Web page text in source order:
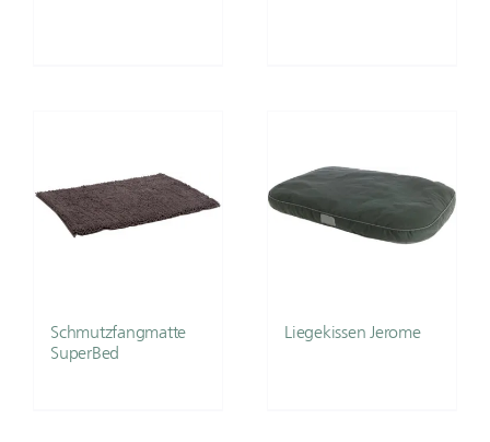
Schmutzfangmatte
SuperBed
Liegekissen Jerome